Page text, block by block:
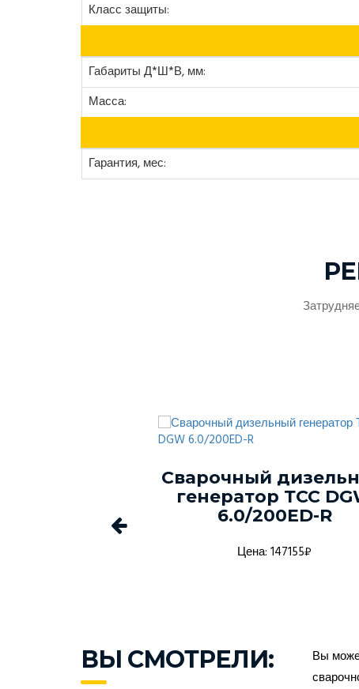
Класс защиты:
Габариты Д*Ш*В, мм:
Масса:
Гарантия, мес:
Сварочный
генератор ТСС
6.0/200ED-R
Цена: 147155₽
ВЫ СМОТРЕЛИ:
Вы